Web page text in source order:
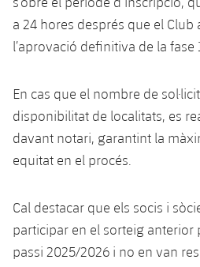
Agenda
Calendari
Resultats
Classificació
Jugadors
Resultats
Classificació
Notícies
Hockey Herba Femení
Patinatge artístic
plusicon
més
Plantilla
Agenda
Rugby
plusicon
més
Actualitat
Calendari
Voleibol
plusicon
més
Voleibol masculí
Apunta't a les amateurs
plusicon
més
Apunta't a les amateurs
PLUSICON
MÉS
a 24 hores després que el
l’aprovació definitiva de la fase
En cas que el nombre de
disponibilitat de localitats, es
davant notari, garantint la
equitat en el procés.
Cal destacar que els socis i
participar en el sorteig anterior
passi 2025/2026 i no en van